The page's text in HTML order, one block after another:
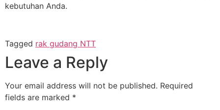
kebutuhan Anda.
Tagged rak gudang NTT
Leave a Reply
Your email address will not be published. Required
fields are marked *